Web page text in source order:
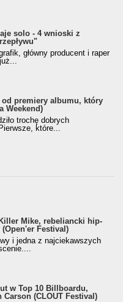
solo - 4 wnioski z
główny producent i raper
od premiery albumu, który
Weekend)
trochę dobrych
które...
Mike, rebeliancki hip-
Festival)
i jedna z najciekawszych
w Top 10 Billboardu,
Carson (CLOUT Festival)